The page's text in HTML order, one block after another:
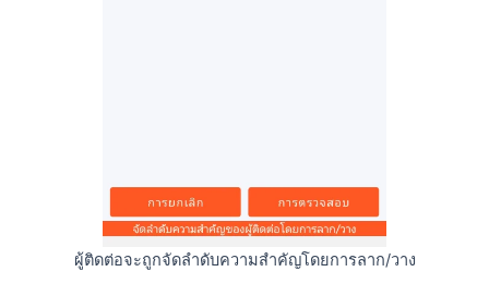
ผู้ติดต่อจะถูกจัดลำดับความสำคัญโดยการลาก/วาง